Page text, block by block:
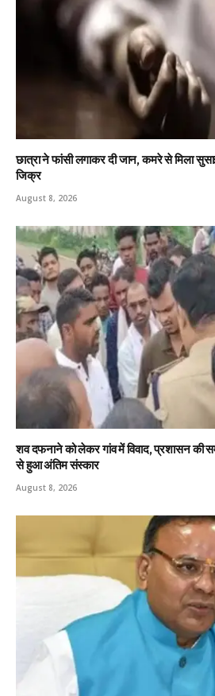
छात्रा ने फांसी लगाकर दी जान, कमरे से मिला
जिक्र
August 8, 2026
शव दफनाने को लेकर गांव में विवाद, प्रशासन की
से हुआ अंतिम संस्कार
August 8, 2026